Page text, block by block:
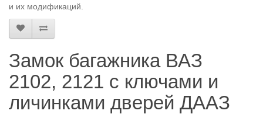
и их модификаций.
Замок багажника ВАЗ
2102, 2121 с ключами и
личинками дверей ДААЗ